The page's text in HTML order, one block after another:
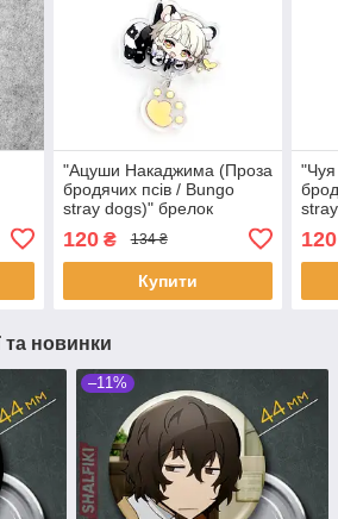
з
"Ацуши Накаджима (Проза
бродячих псів / Bungo
stray dogs)" брелок
акриловий двосторонній з
уф-друком
120₴ 134 ₴
Купити
уф-
120
та новинки
–11%